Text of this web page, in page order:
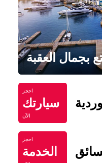
بجمال العقبة
احجز
سيارتك
الآن
احجز
الخدمة